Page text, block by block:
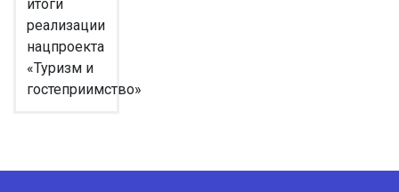
итоги
реализации
нацпроекта
«Туризм и
гостеприимство»